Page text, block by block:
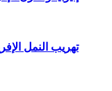
تهريب النمل